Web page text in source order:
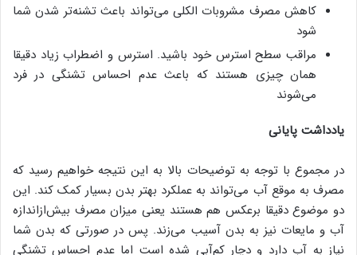
کاهش مصرف مشروبات الکلی می‌تواند باعث تشنه‌تر شدن شما
شود
مراقب سطح استرس خود باشید. استرس و اضطراب زیاد دقیقا
همان چیزی هستند که باعث عدم احساس تشنگی در فرد
می‌شوند
یادداشت پایانی
در مجموع با توجه به توضیحات بالا به این نتیجه خواهیم رسید که
مصرف به موقع آب می‌تواند به عملکرد بهتر بدن بسیار کمک کند. این
دو موضوع دقیقا برعکس هم هستند یعنی میزان مصرف بیش‌ازاندازه
آب و مایعات نیز به بدن آسیب می‌زند. پس در صورتی که بدن شما
نیاز به آب دارد و دچار کم‌آبی شده است اما عدم احساس تشنگی